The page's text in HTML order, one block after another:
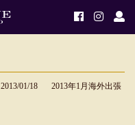
2013/01/18 2013年1月海外出張